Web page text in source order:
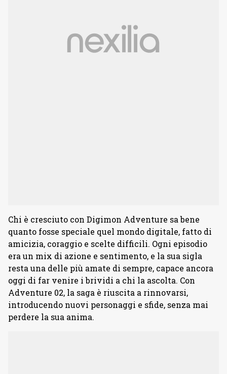
Chi è cresciuto con Digimon Adventure sa bene
quanto fosse speciale quel mondo digitale, fatto di
amicizia, coraggio e scelte difficili. Ogni episodio
era un mix di azione e sentimento, e la sua sigla
resta una delle più amate di sempre, capace ancora
oggi di far venire i brividi a chi la ascolta. Con
Adventure 02, la saga è riuscita a rinnovarsi,
introducendo nuovi personaggi e sfide, senza mai
perdere la sua anima.